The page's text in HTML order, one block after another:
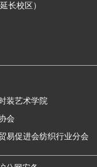
长校区）
装艺术学院
会
易促进会纺织行业分会